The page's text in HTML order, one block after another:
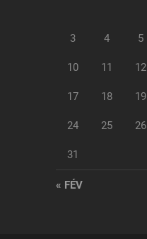
3 4 5
10 11 12
17 18 19
24 25 26
31
« FÉV